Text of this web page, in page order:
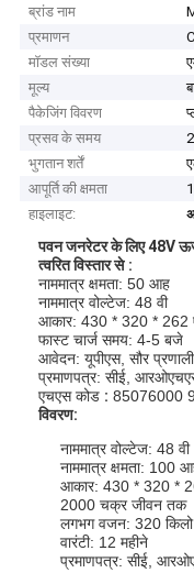
ब्रांड नाम
प्रमाणन
मॉडल संख्या
मूल्य
पैकेजिंग विवरण
प्रसव के समय
भुगतान शर्तें
आपूर्ति की क्षमता
हाइलाइट:
पवन जनरेटर के लिए 48V
त्वरित विस्तार से :
नाममात्र क्षमता: 50 आह
नाममात्र वोल्टेज: 48 वी
आकार: 430 * 320 * 262
फास्ट चार्ज समय: 4-5 बजे
आवेदन: यूपीएस, सौर
प्रमाणपत्र: सीई,
एचएस कोड : 85076000
विवरण:
नाममात्र वोल्टेज: 48 वी
नाममात्र क्षमता: 100
आकार: 430 * 320 *
2000 चक्र जीवन तक
लगभग वजन: 320 किलो
वारंटी: 12 महीने
प्रमाणपत्र: सीई,